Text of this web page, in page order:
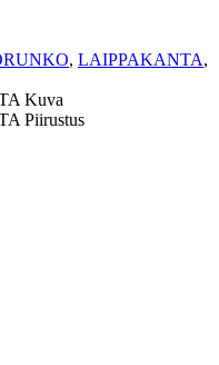
, LAIPPAKANTA,